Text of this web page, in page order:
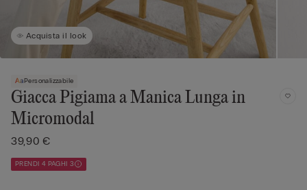
Acquista il look
Personalizzabile
Giacca Pigiama a Manica Lunga in
Micromodal
39,90 €
PRENDI 4 PAGHI 3